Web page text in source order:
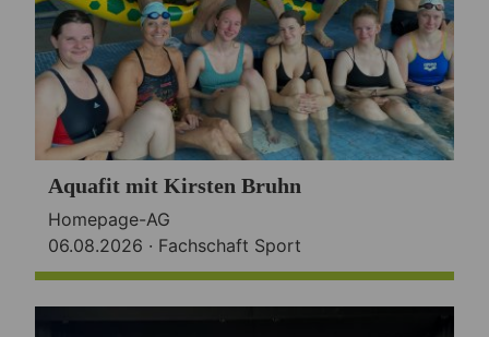
Aquafit mit Kirsten Bruhn
Homepage-AG
06.08.2026 · Fachschaft Sport